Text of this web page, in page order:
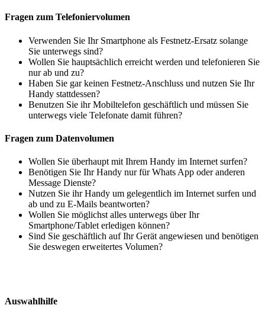
Fragen zum Telefoniervolumen
Verwenden Sie Ihr Smartphone als Festnetz-Ersatz solange
Sie unterwegs sind?
Wollen Sie hauptsächlich erreicht werden und telefonieren Sie
nur ab und zu?
Haben Sie gar keinen Festnetz-Anschluss und nutzen Sie Ihr
Handy stattdessen?
Benutzen Sie ihr Mobiltelefon geschäftlich und müssen Sie
unterwegs viele Telefonate damit führen?
Fragen zum Datenvolumen
Wollen Sie überhaupt mit Ihrem Handy im Internet surfen?
Benötigen Sie Ihr Handy nur für Whats App oder anderen
Message Dienste?
Nutzen Sie ihr Handy um gelegentlich im Internet surfen und
ab und zu E-Mails beantworten?
Wollen Sie möglichst alles unterwegs über Ihr
Smartphone/Tablet erledigen können?
Sind Sie geschäftlich auf Ihr Gerät angewiesen und benötigen
Sie deswegen erweitertes Volumen?
Auswahlhilfe